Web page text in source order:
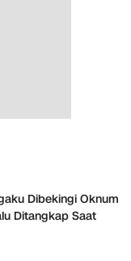
Dibekingi Oknum
Ditangkap Saat